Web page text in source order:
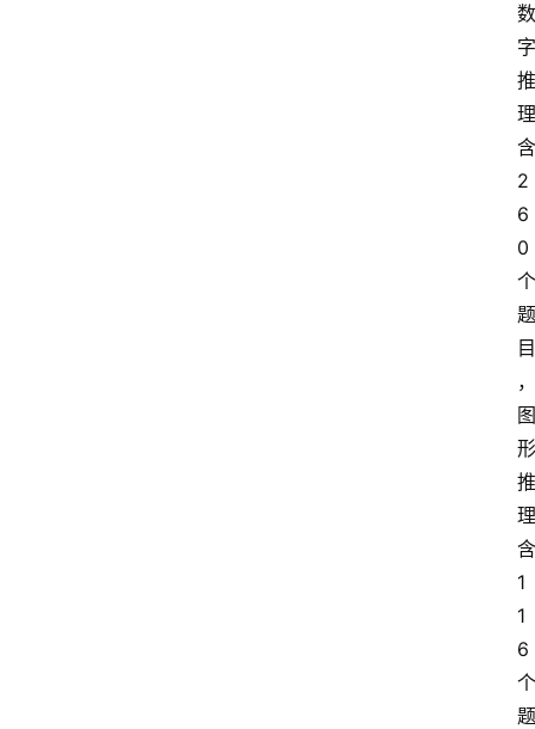
数
字
推
理
含
2
6
0
个
题
目
，
图
形
推
理
含
1
1
6
个
题